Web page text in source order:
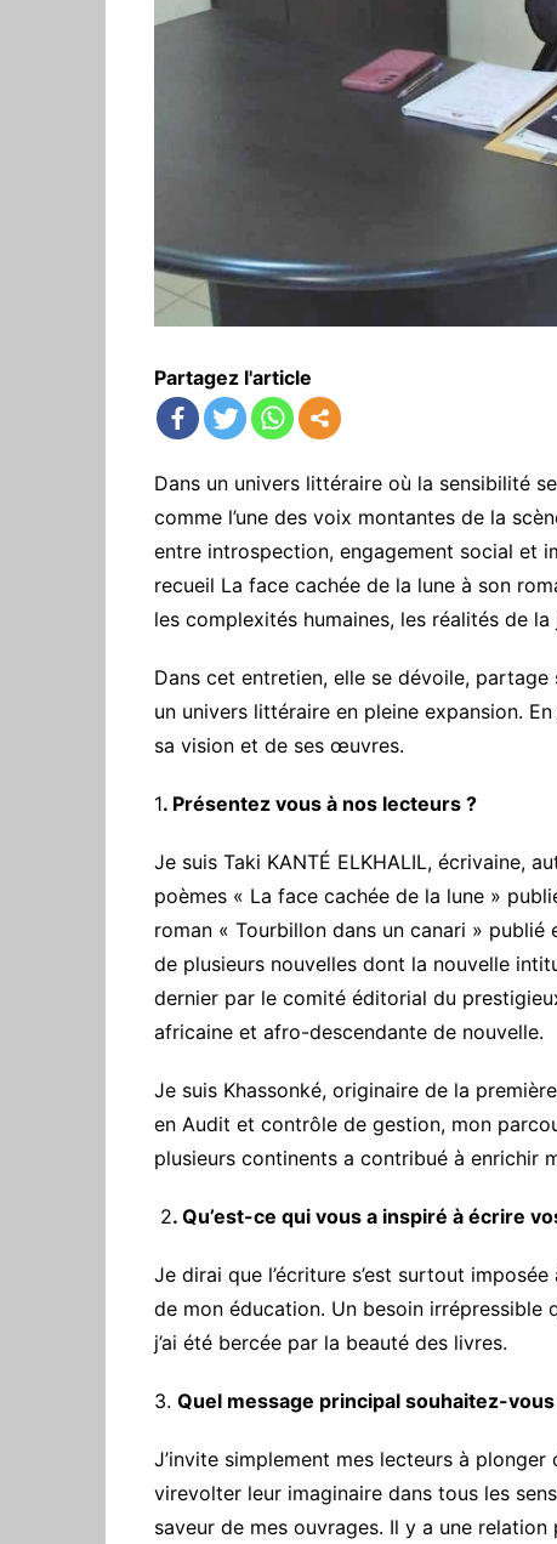
Partagez l'article
Dans un univers littéraire où la sensibilité se
comme l’une des voix montantes de la
entre introspection, engagement social et
recueil La face cachée de la lune à son
les complexités humaines, les réalités de
‎Dans cet entretien, elle se dévoile,
un univers littéraire en pleine expansion.
sa vision et de ses œuvres.
1. Présentez vous à nos lecteurs ?
‎Je suis Taki KANTÉ ELKHALIL, écrivaine,
poèmes « La face cachée de la lune »
roman « Tourbillon dans un canari »
de plusieurs nouvelles dont la nouvelle
dernier par le comité éditorial du
africaine et afro-descendante de nouvelle.
‎Je suis Khassonké, originaire de la
en Audit et contrôle de gestion, mon
plusieurs continents a contribué à enrichir
‎ 2. Qu’est-ce qui vous a inspiré à écrire
Je dirai que l’écriture s’est surtout
de mon éducation. Un besoin irrépressible
j’ai été bercée par la beauté des livres.
3. Quel message principal souhaitez-
‎J’invite simplement mes lecteurs à
virevolter leur imaginaire dans tous les
saveur de mes ouvrages. Il y a une